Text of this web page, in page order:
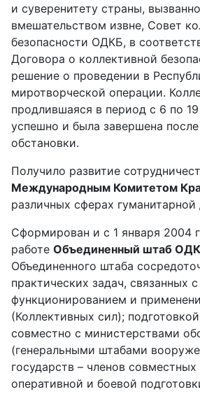
и суверенитету страны,
вмешательством извне, Совет
безопасности ОДКБ, в
Договора о коллективной
решение о проведении в
миротворческой операции.
продлившаяся в период с 6 по
успешно и была завершена
обстановки.
Получило развитие
Международным Комитетом
различных сферах гуманитарной
Сформирован и с 1 января 2004
работе Объединенный штаб
Объединенного штаба
практических задач, связанных
функционированием и
(Коллективных сил);
совместно с министерствами
(генеральными штабами
государств – членов
оперативной и боевой